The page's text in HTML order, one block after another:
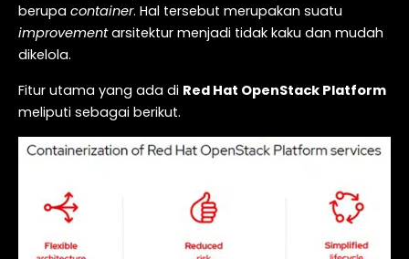
berupa container. Hal tersebut merupakan suatu
improvementarsitektur menjadi tidak kaku dan mudah
dikelola.
Fitur utama yang ada di Red Hat OpenStack Platform
meliputi sebagai berikut.